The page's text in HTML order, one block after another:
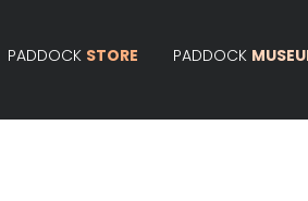
PADDOCK STORE PADDOCK